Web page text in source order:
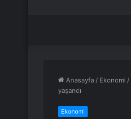
Anasayfa / Ekonomi /
yaşandı
Ekonomi